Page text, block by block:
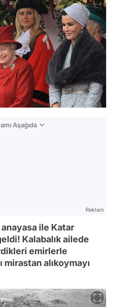
Aşağıda
Reklam
anayasa ile Katar
Kalabalık ailede
emirlerle
mirastan alıkoymayı